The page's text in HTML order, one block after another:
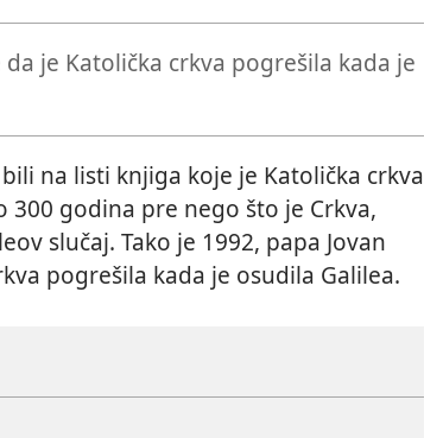
je Katolička crkva pogrešila kada je
na listi knjiga koje je Katolička crkva
300 godina pre nego što je Crkva,
slučaj. Tako je 1992, papa Jovan
pogrešila kada je osudila Galilea.